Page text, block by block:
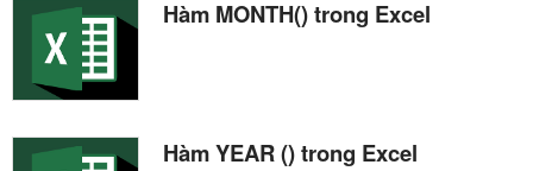
Hàm MONTH() trong Excel
Hàm YEAR () trong Excel